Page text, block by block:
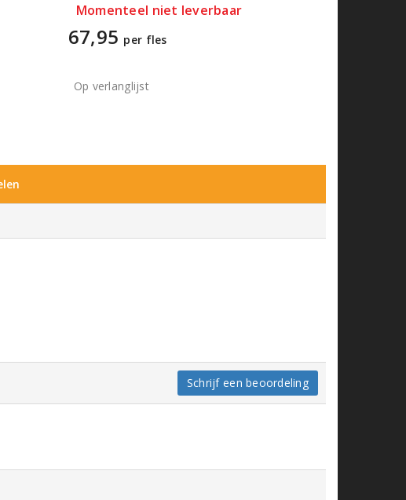
Momenteel niet leverbaar
67,95 per fles
Op verlanglijst
Schrijf een beoordeling